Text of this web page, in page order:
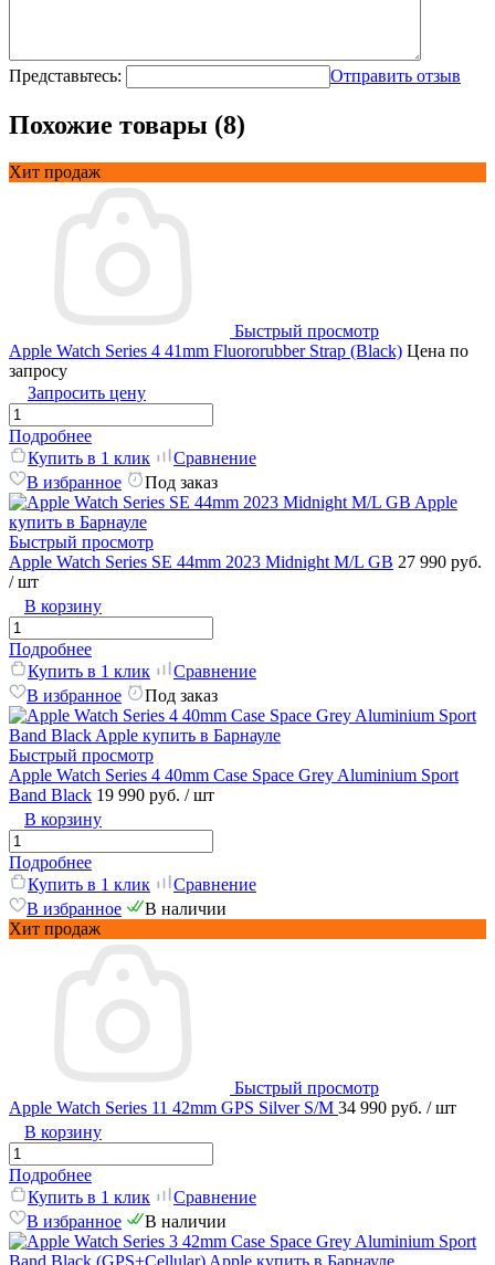
Представьтесь: Отправить отзыв
Похожие товары (8)
Хит продаж
Быстрый просмотр
Apple Watch Series 4 41mm Fluororubber Strap (Black) Цена по
запросу
Запросить цену
Подробнее
Купить в 1 клик
Сравнение
В избранное
Под заказ
Быстрый просмотр
Apple Watch Series SE 44mm 2023 Midnight M/L GB 27 990 руб.
/ шт
В корзину
Подробнее
Купить в 1 клик
Сравнение
В избранное
Под заказ
Быстрый просмотр
Apple Watch Series 4 40mm Case Space Grey Aluminium Sport
Band Black 19 990 руб. / шт
В корзину
Подробнее
Купить в 1 клик
Сравнение
В избранное
В наличии
Хит продаж
Быстрый просмотр
Apple Watch Series 11 42mm GPS Silver S/M 34 990 руб. / шт
В корзину
Подробнее
Купить в 1 клик
Сравнение
В избранное
В наличии